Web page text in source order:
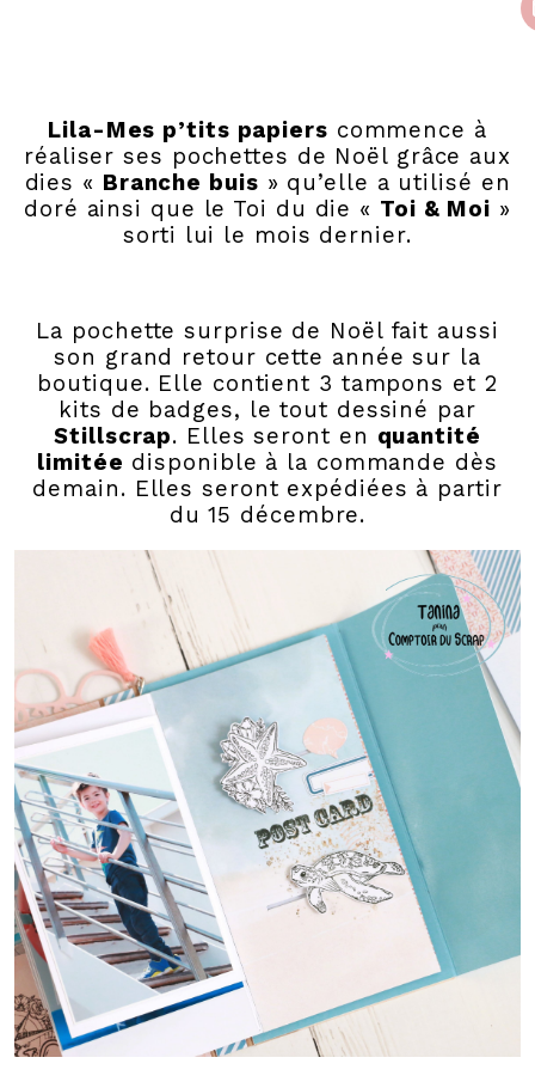
Lila-Mes p’tits papiers commence à
réaliser ses pochettes de Noël grâce aux
dies « Branche buis » qu’elle a utilisé en
doré ainsi que le Toi du die « Toi & Moi »
sorti lui le mois dernier.
La pochette surprise de Noël fait aussi
son grand retour cette année sur la
boutique. Elle contient 3 tampons et 2
kits de badges, le tout dessiné par
Stillscrap. Elles seront en quantité
limitée disponible à la commande dès
demain. Elles seront expédiées à partir
du 15 décembre.